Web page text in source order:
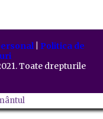
| Politica de
Toate drepturile